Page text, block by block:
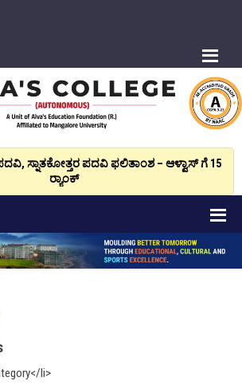
ಸ್ನಾತಕೋತ್ತರ ಪದವಿ ಫಲಿತಾಂಶ – ಆಳ್ವಾಸ್ ಗೆ 15
ರ್‍ಯಾಂಕ್‌
li>